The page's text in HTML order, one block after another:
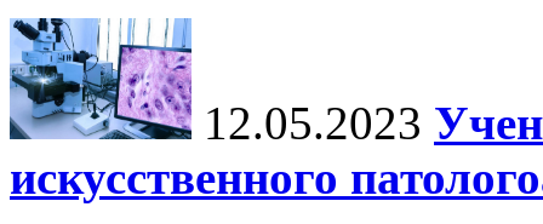
12.05.2023
искусственного